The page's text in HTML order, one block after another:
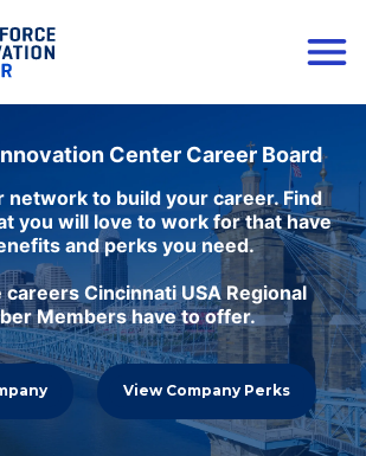
Center Career Board
network to build your career. Find
you will love to work for that have
and perks you need.
Cincinnati USA Regional
Members have to offer.
View Company Perks